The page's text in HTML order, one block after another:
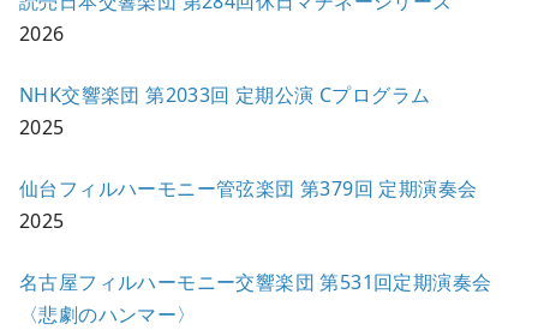
2026
NHK交響楽団 第2033回 定期公演 Cプログラム
2025
仙台フィルハーモニー管弦楽団 第379回 定期演奏会
2025
名古屋フィルハーモニー交響楽団 第531回定期演奏会
〈悲劇のハンマー〉